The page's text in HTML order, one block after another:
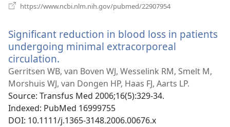
https://www.ncbi.nlm.nih.gov/pubmed/22907954
вікні)
Significant reduction in blood loss in patients
undergoing minimal extracorporeal
circulation.
у
новому
вікні)
Gerritsen WB, van Boven WJ, Wesselink RM, Smelt M,
Morshuis WJ, van Dongen HP, Haas FJ, Aarts LP.
Source‎: Transfus Med 2006;16(5):329-34.
Indexed‎: PubMed 16999755
DOI‎: 10.1111/j.1365-3148.2006.00676.x